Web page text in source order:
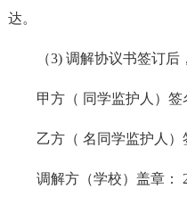
达。
（3) 调解协议书签订后
甲方（ 同学监护人）签
乙方（ 名同学监护人）
调解方（学校）盖章：